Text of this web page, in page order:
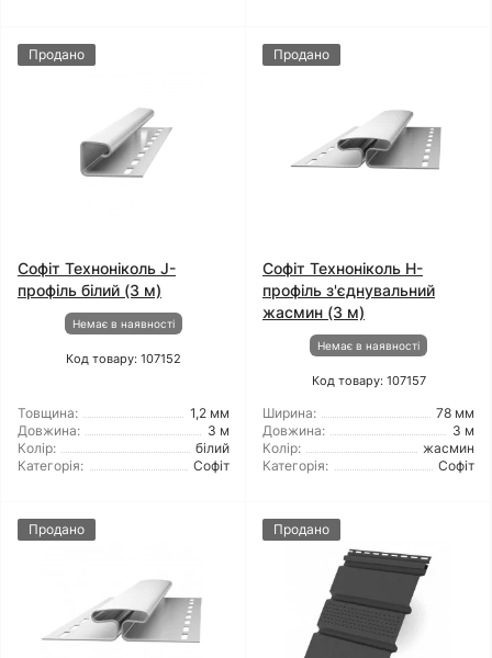
Продано
Софіт Техноніколь J-
профіль білий (3 м)
Немає в наявності
Код товару: 107152
Товщина:
1,2 мм
Довжина:
3 м
Колір:
білий
Категорія:
Софіт
Продано
Софіт Техноніколь H-
профіль з'єднувальний
жасмин (3 м)
Немає в наявності
Код товару: 107157
Ширина:
78 мм
Довжина:
3 м
Колір:
жасмин
Категорія:
Софіт
Продано Продано